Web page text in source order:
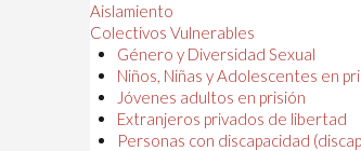
Aislamiento
Colectivos Vulnerables
Género y Diversidad Sexual
Niños, Niñas y Adolescentes en
Jóvenes adultos en prisión
Extranjeros privados de libertad
Personas con discapacidad